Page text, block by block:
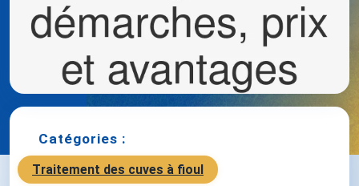
Catégories :
Traitement des cuves à fioul